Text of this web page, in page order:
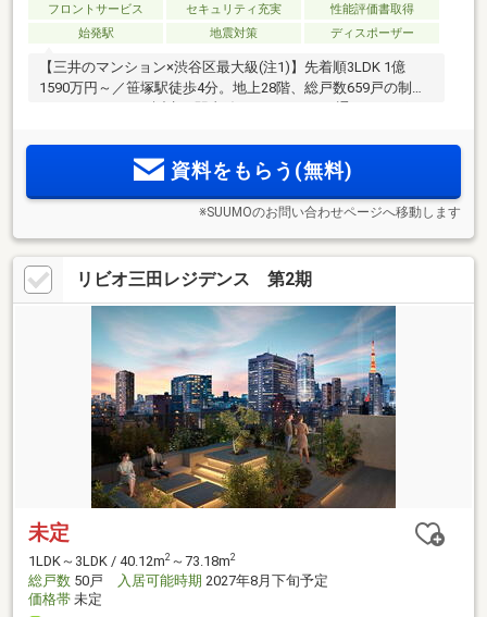
フロントサービス セキュリティ充実
性能評価書取得
始発駅
地震対策 ディスポーザー
【三井のマンション×渋谷区最大級(注1)】先着順3LDK 1億
1590万円～／笹塚駅徒歩4分。地上28階、総戸数659戸の制震
立地(注2)。始発電車も利用可能で都心へスムーズアクセス。
笹塚駅前に商業施設が集積資料をもらう(無料)
※SUUMOのお問い合わせページへ移動します
リビオ三田レジデンス 第2期
未定
1LDK～3LDK / 40.12m2 ～73.18m2
総戸数 50戸 入居可能時期 2027年8月下旬予定
価格帯 未定